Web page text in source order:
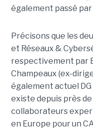
également passé
Précisons que les
et Réseaux &
respectivement par
Champeaux (ex-
également actuel DG
existe depuis près
collaborateurs
en Europe pour un